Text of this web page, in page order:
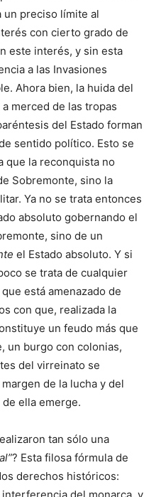
un preciso límite al
con cierto grado de
este interés, y sin esta
a las Inva­siones
Ahora bien, la huida del
merced de las tropas
del Estado forman
sentido político. Esto se
que la recon­quista no
Sobremonte, sino la
Ya no se trata entonces
absoluto gobernando el
sino de un
el Estado absoluto. Y si
se trata de cualquier
está amenazado de
con que, realizada la
un feudo más que
un burgo con colonias,
del virreinato se
de la lucha y del
ella emerge.
tan sólo una
? Esta filosa fórmula de
derechos históricos: